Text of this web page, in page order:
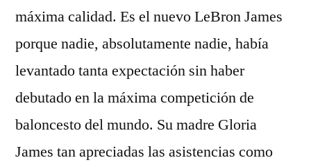
máxima calidad. Es el nuevo LeBron James
porque nadie, absolutamente nadie, había
levantado tanta expectación sin haber
debutado en la máxima competición de
baloncesto del mundo. Su madre Gloria
James tan apreciadas las asistencias como